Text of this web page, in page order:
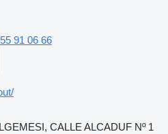
91 06 66
CALLE ALCADUF Nº 1